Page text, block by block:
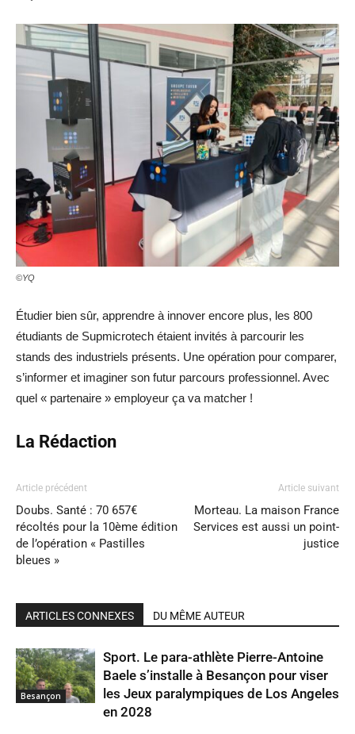
©YQ
Étudier bien sûr, apprendre à innover encore plus, les 800
étudiants de Supmicrotech étaient invités à parcourir les
stands des industriels présents. Une opération pour comparer,
s’informer et imaginer son futur parcours professionnel. Avec
quel « partenaire » employeur ça va matcher !
La Rédaction
Article précédent
Doubs. Santé : 70 657€
récoltés pour la 10ème édition
de l’opération « Pastilles
bleues »
Article suivant
Morteau. La maison France
Services est aussi un point-
justice
ARTICLES CONNEXES DU MÊME AUTEUR
Besançon
Sport. Le para-athlète Pierre-Antoine
Baele s’installe à Besançon pour viser
les Jeux paralympiques de Los Angeles
en 2028